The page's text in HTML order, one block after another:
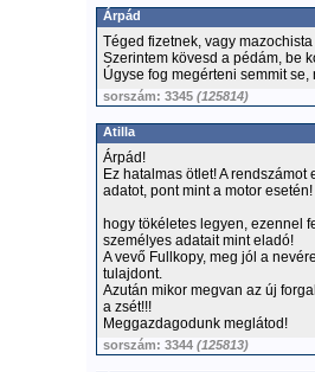
Árpád
Téged fizetnek, vagy
Szerintem kövesd a pédám, be
Úgyse fog megérteni semmit se,
sorszám: 3345 (125814)
Atilla
Árpád!
Ez hatalmas ötlet! A
adatot, pont mint a motor esetén!
hogy tökéletes legyen, ezennel
személyes adatait mint eladó!
A vevő Fullkopy, meg jól a
tulajdont.
Azután mikor megvan az új
a zsét!!!
Meggazdagodunk meglátod!
sorszám: 3344 (125813)